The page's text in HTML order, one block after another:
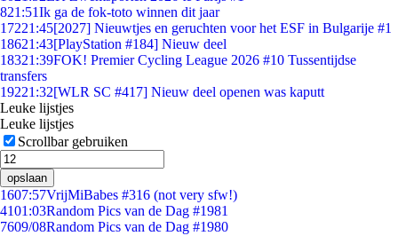
821:51Ik ga de fok-toto winnen dit jaar
17221:45[2027] Nieuwtjes en geruchten voor het ESF in Bulgarije #1
18621:43[PlayStation #184] Nieuw deel
18321:39FOK! Premier Cycling League 2026 #10 Tussentijdse
transfers
19221:32[WLR SC #417] Nieuw deel openen was kaputt
Leuke lijstjes
Leuke lijstjes
Scrollbar gebruiken
opslaan
1607:57VrijMiBabes #316 (not very sfw!)
4101:03Random Pics van de Dag #1981
7609/08Random Pics van de Dag #1980